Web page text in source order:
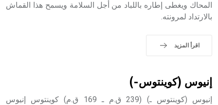
- هل تعلم أن الأبجدية الكنعانية تتألف من /22/ علامة كتابية
sign تكتب منفصلة غير متصلة، وتعتمد المبدأ الأكوروفوني،
المحاك ويغطى إطاره باللباد من أجل السلامة ويسمح هذا القماش
بالارتداد لمرونته.
اقرأ المزيد
إنيوس (كوينتوس-)
إنيوس (كوينتوس ـ) (239 ق.م ـ 169 ق.م) كوينتوس إنيوس